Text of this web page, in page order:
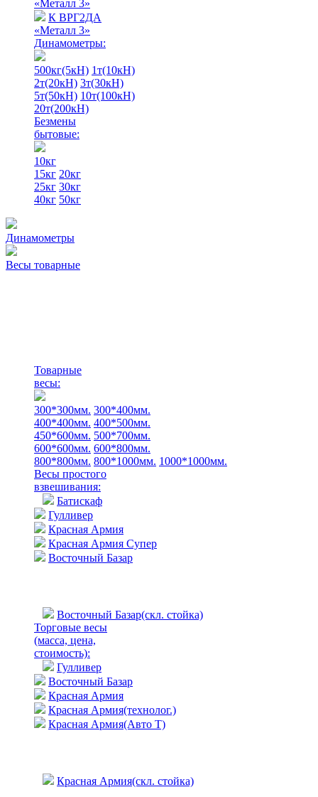
«Металл 3»
К ВРГ2ДА
«Металл 3»
Динамометры:
500кг(5кН) 1т(10кН)
2т(20кН) 3т(30кН)
5т(50кН) 10т(100кН)
20т(200кН)
Безмены
бытовые:
10кг
15кг 20кг
25кг 30кг
40кг 50кг
Динамометры
Весы товарные
Товарные
весы:
300*300мм. 300*400мм.
400*400мм. 400*500мм.
450*600мм. 500*700мм.
600*600мм. 600*800мм.
800*800мм. 800*1000мм. 1000*1000мм.
Весы простого
взвешивания:
Батискаф
Гулливер
Красная Армия
Красная Армия Супер
Восточный Базар
Восточный Базар(скл. стойка)
Торговые весы
(масса, цена,
стоимость):
Гулливер
Восточный Базар
Красная Армия
Красная Армия(технолог.)
Красная Армия(Авто Т)
Красная Армия(скл. стойка)